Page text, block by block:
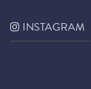
INSTAGRAM